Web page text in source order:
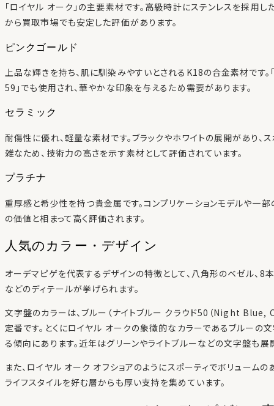
「ロイヤル オーク」の主要素材です。高級時計にステンレスを採用
から買取市場でも安定した評価があります。
ピンクゴールド
上品な輝きを持ち、肌に馴染みやすいとされるK18の合金素材です。
59」でも使用され、華やかな印象を与えるため需要があります。
セラミック
耐傷性に優れ、軽量な素材です。ブラックやホワイトの展開があり、
雑なため、技術力の高さを示す素材として評価されています。
プラチナ
重厚感と希少性を持つ貴金属です。コンプリケーションモデルや一
の価値と相まって高く評価されます。
人気のカラー・デザイン
オーデマピゲを代表するデザインの特徴として、八角形のベゼル、8
などのディテールが挙げられます。
文字盤のカラーは、ブルー（ナイトブルー クラウド50（Night Blue,
定番です。とくにロイヤル オークの象徴的なカラーであるブルーの
る傾向にあります。近年はグリーンやライトブルーなどの文字盤も展
また、ロイヤル オーク オフショアのようにスポーティでボリューム
ライフスタイルを好む層からも厚い支持を集めています。